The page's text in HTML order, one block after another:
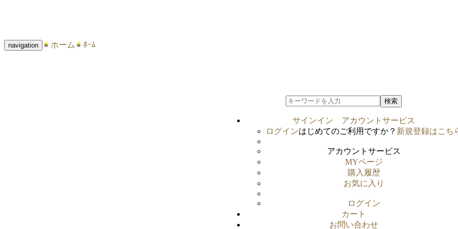
navigation ホーム ﾎｰﾑ
検索
サインイン
アカウントサービス
ログインはじめてのご利用ですか？ 新規登録はこち
アカウントサービス
MYページ
購入履歴
お気に入り
ログイン
カート
お問い合わせ